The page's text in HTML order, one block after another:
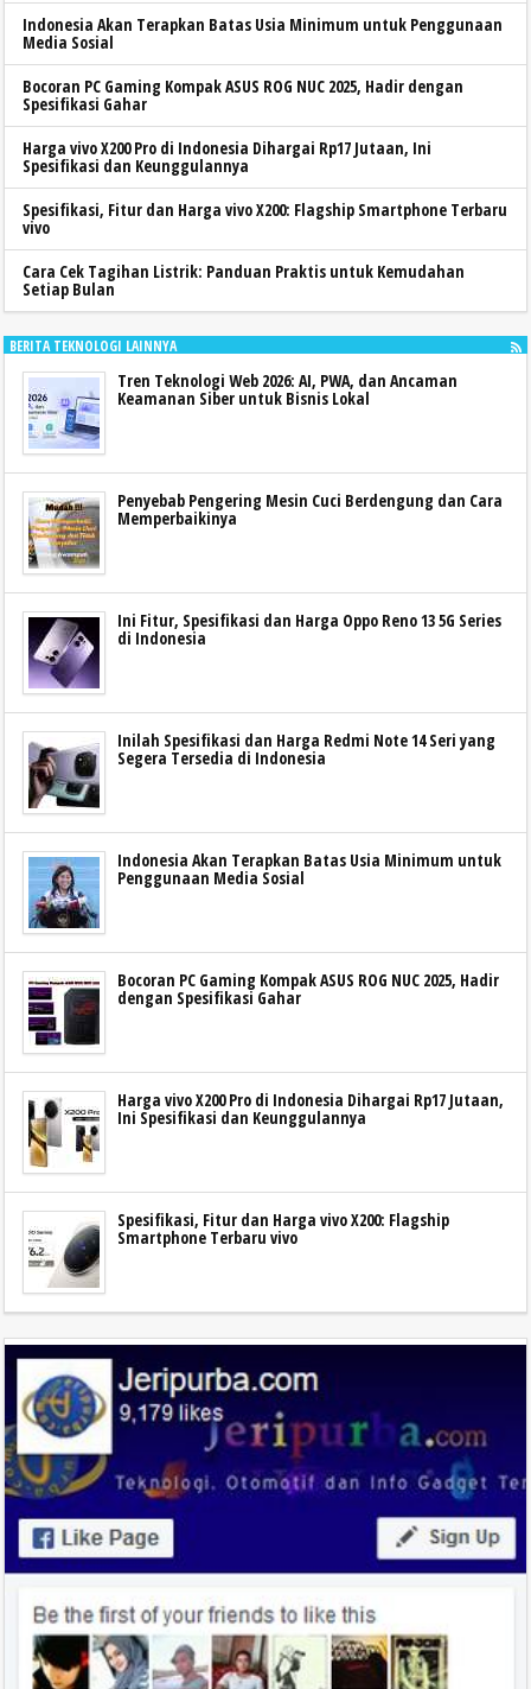
Indonesia Akan Terapkan Batas Usia Minimum untuk Penggunaan
Media Sosial
Bocoran PC Gaming Kompak ASUS ROG NUC 2025, Hadir dengan
Spesifikasi Gahar
Harga vivo X200 Pro di Indonesia Dihargai Rp17 Jutaan, Ini
Spesifikasi dan Keunggulannya
Spesifikasi, Fitur dan Harga vivo X200: Flagship Smartphone Terbaru
vivo
Cara Cek Tagihan Listrik: Panduan Praktis untuk Kemudahan
Setiap Bulan
BERITA TEKNOLOGI LAINNYA
Tren Teknologi Web 2026: AI, PWA, dan Ancaman
Keamanan Siber untuk Bisnis Lokal
Penyebab Pengering Mesin Cuci Berdengung dan Cara
Memperbaikinya
Ini Fitur, Spesifikasi dan Harga Oppo Reno 13 5G Series
di Indonesia
Inilah Spesifikasi dan Harga Redmi Note 14 Seri yang
Segera Tersedia di Indonesia
Indonesia Akan Terapkan Batas Usia Minimum untuk
Penggunaan Media Sosial
Bocoran PC Gaming Kompak ASUS ROG NUC 2025, Hadir
dengan Spesifikasi Gahar
Harga vivo X200 Pro di Indonesia Dihargai Rp17 Jutaan,
Ini Spesifikasi dan Keunggulannya
Spesifikasi, Fitur dan Harga vivo X200: Flagship
Smartphone Terbaru vivo